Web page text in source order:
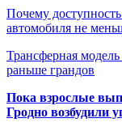
Почему
автомобиля не
Трансферная
раньше грандов
Пока взрослые
Гродно возбудили